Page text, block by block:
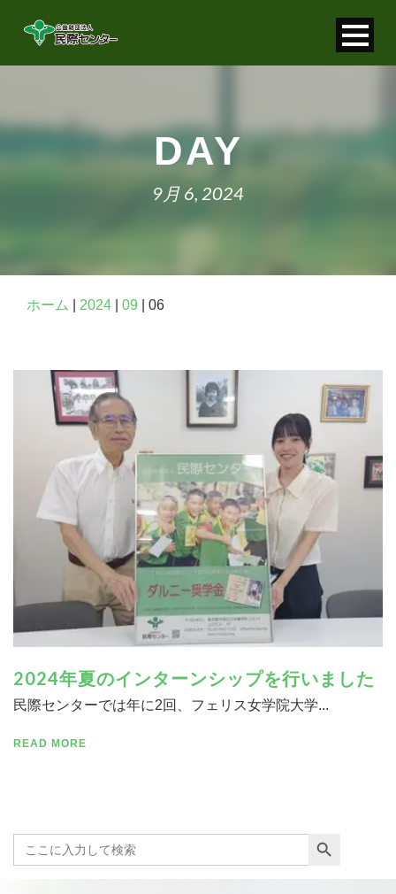
お問い合わせ
寄付する
DAY
9月 6, 2024
ホーム 2024 09 06
2024年夏のインターンシップを行いました
民際センターでは年に2回、フェリス女学院大学...
READ MORE
Search
for:
Search Button